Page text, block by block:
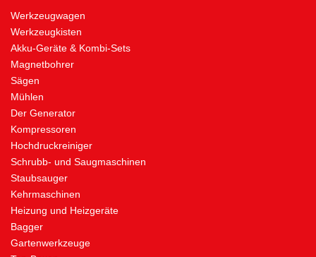
Werkzeugwagen
Werkzeugkisten
Akku-Geräte & Kombi-Sets
Magnetbohrer
Sägen
Mühlen
Der Generator
Kompressoren
Hochdruckreiniger
Schrubb- und Saugmaschinen
Staubsauger
Kehrmaschinen
Heizung und Heizgeräte
Bagger
Gartenwerkzeuge